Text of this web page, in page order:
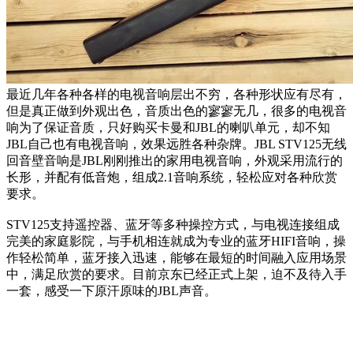
最近几年各种各样的电视音响层出不穷，各种形状应有尽有，
但是真正做到外观出色，音质出色的寥寥无几，很多的电视音
响为了保证音质，只好购买卡曼和JBL的喇叭单元，却不知
JBL自己也有电视音响，效果远胜各种杂牌。JBL STV125无线
回音壁音响是JBL刚刚推出的家用电视音响，外观采用流行的
长形，并配有低音炮，组成2.1音响系统，轻松应对各种欣赏
要求。
STV125支持遥控器、蓝牙等多种操控方式，与电视连接组成
完美的家庭影院，与手机相连就成为专业的蓝牙HIFI音响，操
作轻松简单，蓝牙接入迅速，能够在最短的时间融入应用场景
中，满足欣赏的要求。目前京东已经正式上架，迫不及待入手
一套，感受一下原汗原味的JBL声音。